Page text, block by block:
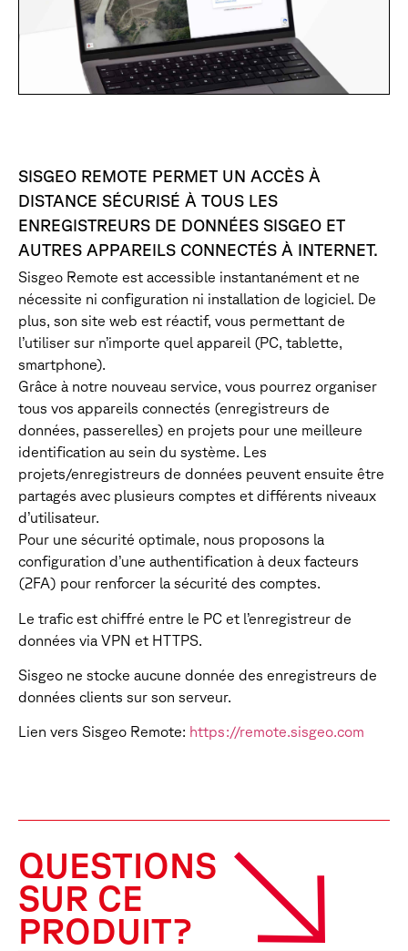
SISGEO REMOTE PERMET UN ACCÈS À
DISTANCE SÉCURISÉ À TOUS LES
ENREGISTREURS DE DONNÉES SISGEO ET
AUTRES APPAREILS CONNECTÉS À INTERNET.
Sisgeo Remote est accessible instantanément et ne
nécessite ni configuration ni installation de logiciel. De
plus, son site web est réactif, vous permettant de
l’utiliser sur n’importe quel appareil (PC, tablette,
smartphone).
Grâce à notre nouveau service, vous pourrez organiser
tous vos appareils connectés (enregistreurs de
données, passerelles) en projets pour une meilleure
identification au sein du système. Les
projets/enregistreurs de données peuvent ensuite être
partagés avec plusieurs comptes et différents niveaux
d’utilisateur.
Pour une sécurité optimale, nous proposons la
configuration d’une authentification à deux facteurs
(2FA) pour renforcer la sécurité des comptes.
Le trafic est chiffré entre le PC et l’enregistreur de
données via VPN et HTTPS.
Sisgeo ne stocke aucune donnée des enregistreurs de
données clients sur son serveur.
Lien vers Sisgeo Remote: https://remote.sisgeo.com
QUESTIONS
SUR CE
PRODUIT?